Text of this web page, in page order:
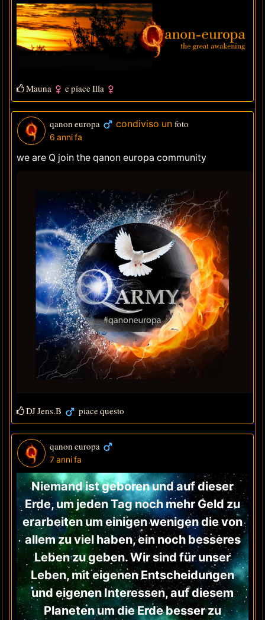
Mauna e piaceIlla
qanon europa condiviso unfoto
6 anni fa
we are Q join the qanon europa community
DJ Jens.B piace questo
qanon europa
7 anni fa
Niemand ist geboren und auf dieser
Erde, um jeden Tag noch mehr Geld zu
erarbeiten um einigen wenigen die von
allem zu viel haben, ein noch besseres
Leben zu geben. Wir sind für unser
Leben, mit eigenen Entscheidungen
und eigenen Interessen, auf diesem
Planeten um die Erde besser zu